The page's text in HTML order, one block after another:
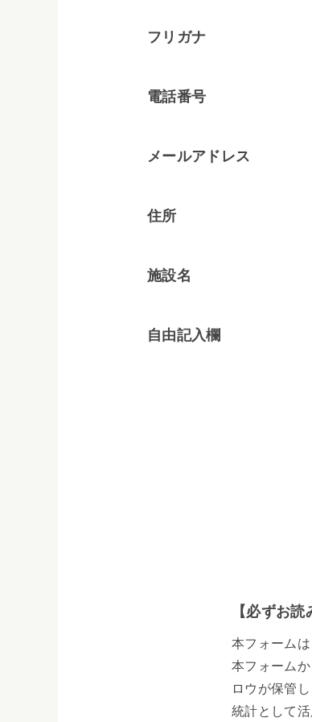
フリガナ
電話番号
メールアドレス
住所
施設名
自由記入欄
【必ずお
本フォーム
本フォーム
ロウが保管
統計として